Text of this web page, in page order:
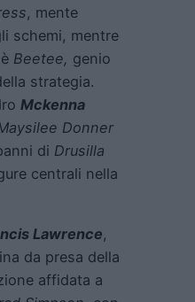
, mente
schemi, mentre
è Beetee, genio
strategia.
Mckenna
Donner
di Drusilla
centrali nella
Lawrence,
da presa della
affidata a